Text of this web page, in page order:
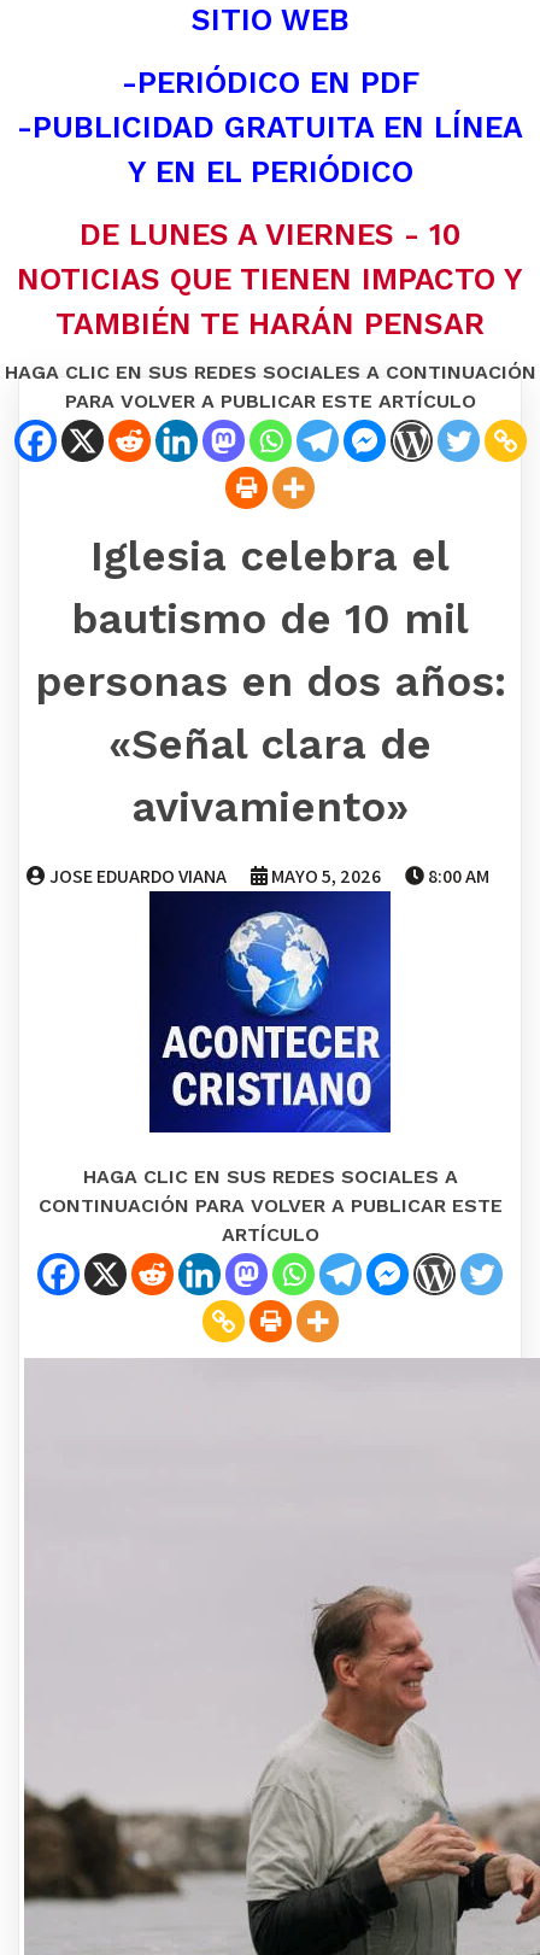
SITIO WEB
-PERIÓDICO EN PDF
-PUBLICIDAD GRATUITA EN LÍNEA
Y EN EL PERIÓDICO
DE LUNES A VIERNES - 10
NOTICIAS QUE TIENEN IMPACTO Y
TAMBIÉN TE HARÁN PENSAR
HAGA CLIC EN SUS REDES SOCIALES A CONTINUACIÓN
PARA VOLVER A PUBLICAR ESTE ARTÍCULO
Iglesia celebra el
bautismo de 10 mil
personas en dos años:
«Señal clara de
avivamiento»
JOSE EDUARDO VIANA MAYO 5, 2026 8:00 AM
HAGA CLIC EN SUS REDES SOCIALES A
CONTINUACIÓN PARA VOLVER A PUBLICAR ESTE
ARTÍCULO